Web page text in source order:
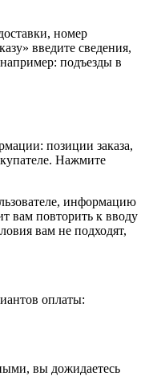
номер
введите сведения,
подъезды в
позиции заказа,
Нажмите
информацию
вам повторить к вводу
вам не подходят,
оплаты:
вы дожидаетесь